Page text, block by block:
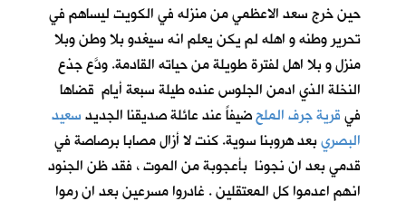
حين خرج سعد الاعظمي من منزله في الكويت ليساهم في
تحرير وطنه و اهله لم يكن يعلم انه سيغدو بلا وطن وبلا
منزل و بلا اهل لفترة طويلة من حياته القادمة. ودَّع جذع
النخلة الذي ادمن الجلوس عنده طيلة سبعة أيام قضاها
فيقرية جرف الملحضيفاً عند عائلة صديقنا الجديدسعيد
البصريبعد هروبنا سوية. كنت لا أزال مصابا برصاصة في
قدمي بعد ان نجونا بأعجوبة من الموت ، فقد ظن الجنود
انهم اعدموا كل المعتقلين . غادروا مسرعين بعد ان رموا